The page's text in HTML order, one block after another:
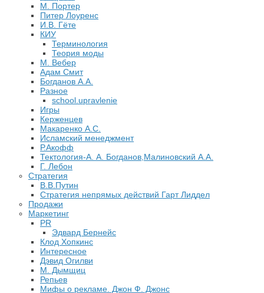
М. Портер
Питер Лоуренс
И.В. Гёте
КИУ
Терминология
Теория моды
М. Вебер
Адам Смит
Богданов А.А.
Разное
school.upravlenie
Игры
Керженцев
Макаренко А.С.
Исламский менеджмент
Р.Акофф
Тектология-А. А. Богданов,Малиновский А.А.
​Г. Лебон
Стратегия
В.В.Путин
​Стратегия непрямых действий Гарт Лиддел
Продажи
Маркетинг
PR
Эдвард Бернейс
Клод Хопкинс
Интересное
Дэвид Огилви
М. Дымщиц
Репьев
Мифы о рекламе. Джон Ф. Джонс